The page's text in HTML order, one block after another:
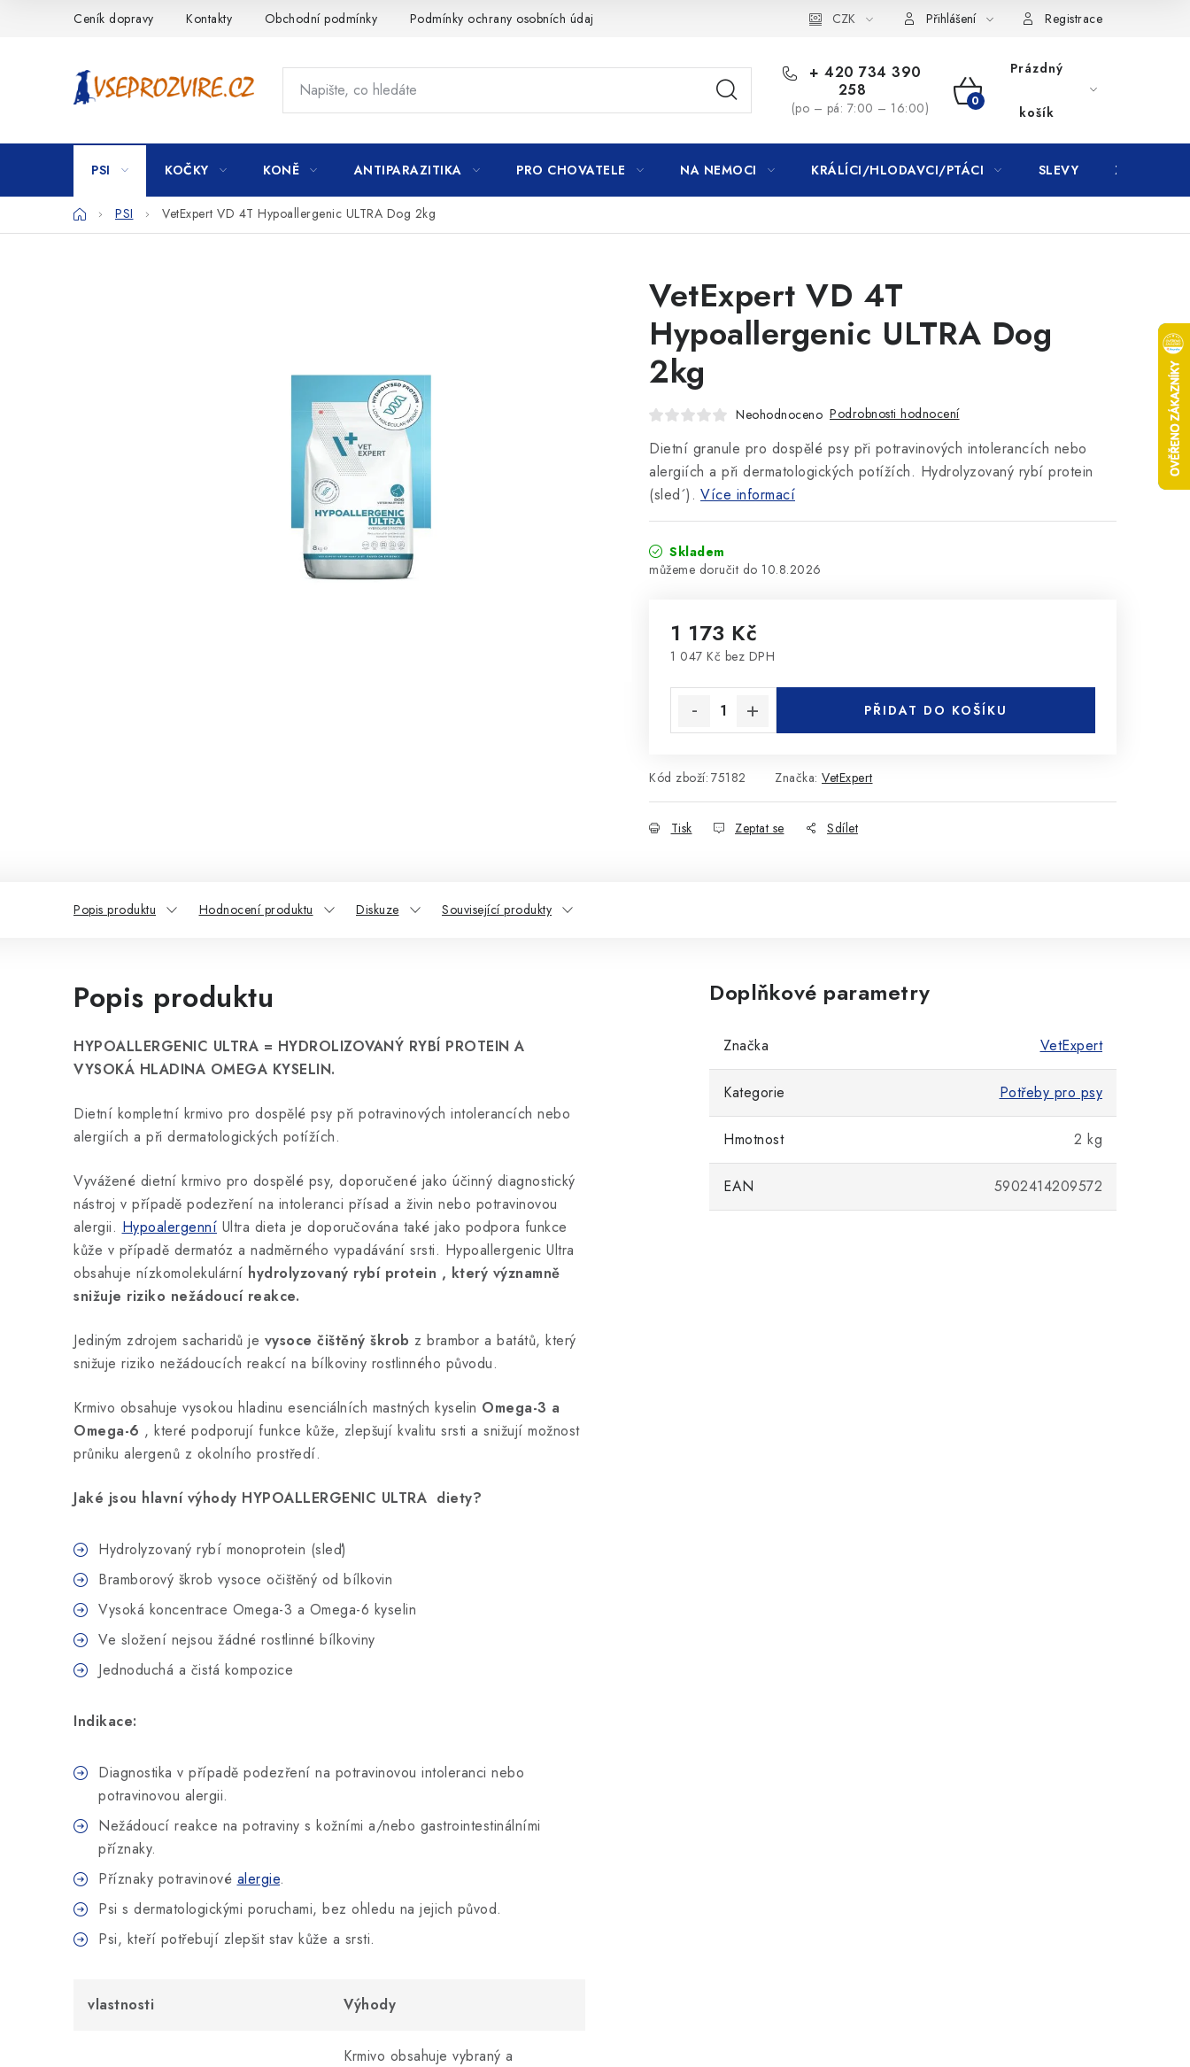
Ceník dopravy Kontakty Obchodní podmínky Podmínky ochrany osobních údajů CZK Přihlášení Registrace
+ 420 734 390
258
(po – pá: 7:00 – 16:00)
NÁKUPNÍ
KOŠÍK
Prázdný
košík
PSI KOČKY KONĚ ANTIPARAZITIKA PRO CHOVATELE NA NEMOCI KRÁLÍCI/HLODAVCI/PTÁCI SLEVY ZNAČKY
DomůPSI VetExpert VD 4T Hypoallergenic ULTRA Dog 2kg
VetExpert VD 4T
Hypoallergenic ULTRA Dog
2kg
Neohodnoceno Podrobnosti hodnocení
Dietní granule pro dospělé psy při potravinových intolerancích nebo
alergiích a při dermatologických potížích. Hydrolyzovaný rybí protein
(sled´). Více informací
Skladem
10.8.2026
1 173 Kč
1 047 Kč bez DPH
PŘIDAT DO KOŠÍKU
Kód zboží: 75182 Značka: VetExpert
Tisk Zeptat se Sdílet
Popis produktu Hodnocení produktu Diskuze Související produkty
Popis produktu
HYPOALLERGENIC ULTRA = HYDROLIZOVANÝ RYBÍ PROTEIN A
VYSOKÁ HLADINA OMEGA KYSELIN.
Dietní kompletní krmivo pro dospělé psy při potravinových intolerancích nebo
alergiích a při dermatologických potížích.
Vyvážené dietní krmivo pro dospělé psy, doporučené jako účinný diagnostický
nástroj v případě podezření na intoleranci přísad a živin nebo potravinovou
alergii. Hypoalergenní Ultra dieta je doporučována také jako podpora funkce
kůže v případě dermatóz a nadměrného vypadávání srsti. Hypoallergenic Ultra
obsahuje nízkomolekulární hydrolyzovaný rybí protein , který významně
snižuje riziko nežádoucí reakce.
Jediným zdrojem sacharidů je vysoce čištěný škrob z brambor a batátů, který
snižuje riziko nežádoucích reakcí na bílkoviny rostlinného původu.
Krmivo obsahuje vysokou hladinu esenciálních mastných kyselin Omega-3 a
Omega-6 , které podporují funkce kůže, zlepšují kvalitu srsti a snižují možnost
průniku alergenů z okolního prostředí.
Jaké jsou hlavní výhody HYPOALLERGENIC ULTRA diety?
Hydrolyzovaný rybí monoprotein (sleď)
Bramborový škrob vysoce očištěný od bílkovin
Vysoká koncentrace Omega-3 a Omega-6 kyselin
Ve složení nejsou žádné rostlinné bílkoviny
Jednoduchá a čistá kompozice
Indikace:
Diagnostika v případě podezření na potravinovou intoleranci nebo
potravinovou alergii.
Nežádoucí reakce na potraviny s kožními a/nebo gastrointestinálními
příznaky.
Příznaky potravinové alergie.
Psi s dermatologickými poruchami, bez ohledu na jejich původ.
Psi, kteří potřebují zlepšit stav kůže a srsti.
vlastnosti Výhody
Krmivo obsahuje vybraný a
Doplňkové parametry
Značka VetExpert
Kategorie Potřeby pro psy
Hmotnost 2 kg
EAN 5902414209572